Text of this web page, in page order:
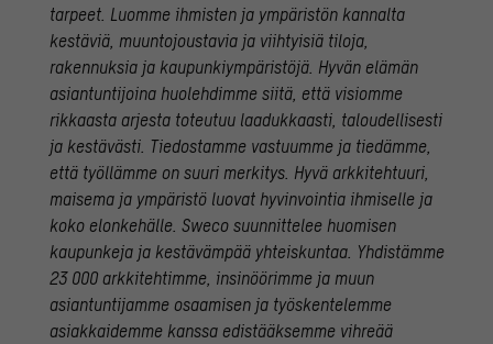
tarpeet. Luomme ihmisten ja ympäristön kannalta
kestäviä, muuntojoustavia ja viihtyisiä tiloja,
rakennuksia ja kaupunkiympäristöjä. Hyvän elämän
asiantuntijoina huolehdimme siitä, että visiomme
rikkaasta arjesta toteutuu laadukkaasti, taloudellisesti
ja kestävästi. Tiedostamme vastuumme ja tiedämme,
että työllämme on suuri merkitys. Hyvä arkkitehtuuri,
maisema ja ympäristö luovat hyvinvointia ihmiselle ja
koko elonkehälle. Sweco suunnittelee huomisen
kaupunkeja ja kestävämpää yhteiskuntaa. Yhdistämme
23 000 arkkitehtimme, insinöörimme ja muun
asiantuntijamme osaamisen ja työskentelemme
asiakkaidemme kanssa edistääksemme vihreää